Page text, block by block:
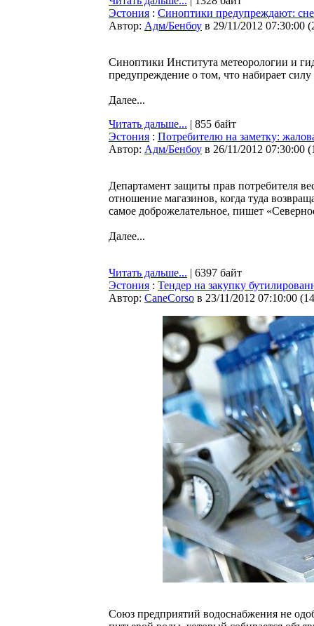
Эстония : Синоптики предупреждают:
Автор: Адм/Бенбоу в 29/11/2012 07:30:00 (
Синоптики Института метеорологии и
предупреждение о том, что набирает
Далее...
Читать дальше... | 855 байт
Эстония : Потребителю на заметку:
Автор: Адм/Бенбоу в 26/11/2012 07:30:00 (
Департамент защиты прав потребителя
отношение магазинов, когда туда
самое доброжелательное, пишет
Далее...
Читать дальше... | 6397 байт
Эстония : Тендер на закупку
Автор: CaneCorso в 23/11/2012 07:10:00 (
Союз предприятий водоснабжения не